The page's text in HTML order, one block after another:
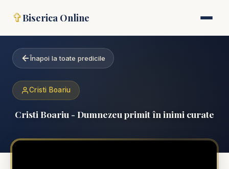
✞Biserica Online
Înapoi la toate predicile
Cristi Boariu
Cristi Boariu - Dumnezeu primit în inimi curate